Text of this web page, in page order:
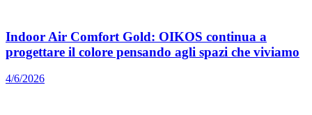
Indoor Air Comfort Gold: OIKOS continua a
progettare il colore pensando agli spazi che viviamo
4/6/2026